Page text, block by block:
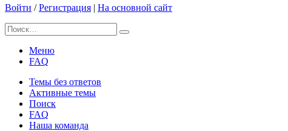
Войти /Регистрация | На основной сайт
Меню
FAQ
Темы без ответов
Активные темы
Поиск
FAQ
Наша команда